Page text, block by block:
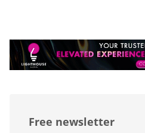
Free newsletter